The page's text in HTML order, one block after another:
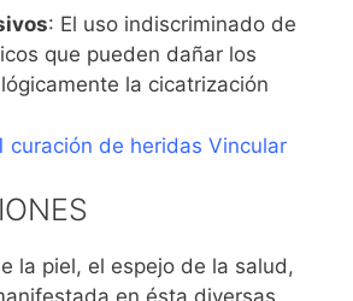
: El uso indiscriminado de
que pueden dañar los
la cicatrización
curación de heridas Vincular
la piel, el espejo de la salud,